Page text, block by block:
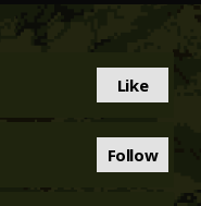
Like
Follow